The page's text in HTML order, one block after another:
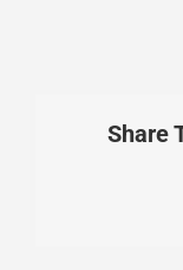
Share